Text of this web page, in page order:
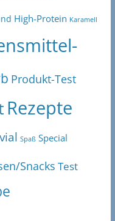
High-Protein Karamell
Produkt-Test
Rezepte
Spaß Special
Snacks Test